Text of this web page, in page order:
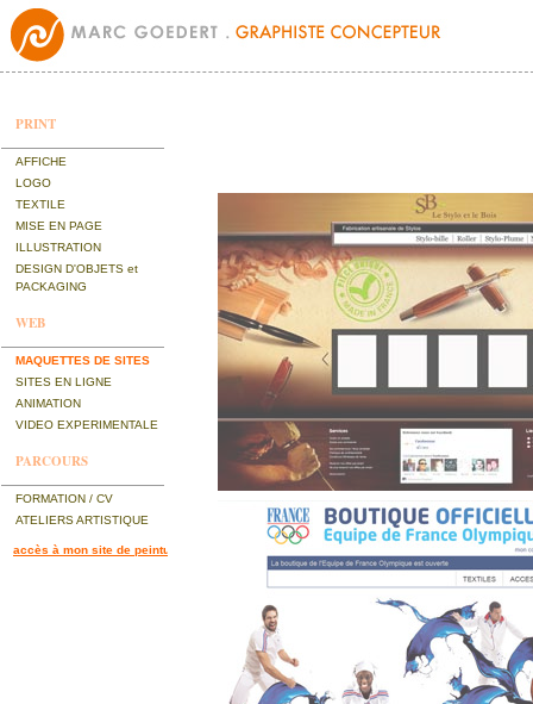
PRINT
AFFICHE
LOGO
TEXTILE
MISE EN PAGE
ILLUSTRATION
DESIGN D'OBJETS et
PACKAGING
WEB
MAQUETTES DE SITES
SITES EN LIGNE
ANIMATION
VIDEO EXPERIMENTALE
PARCOURS
FORMATION / CV
ATELIERS ARTISTIQUE
accès à mon site de peinture